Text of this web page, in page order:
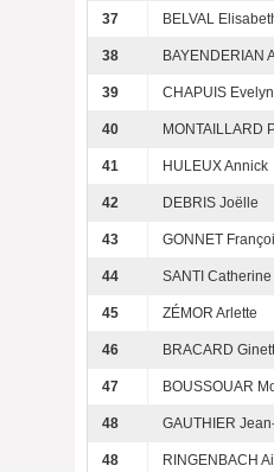
37 BELVAL
38 BAYENDERIAN
39 CHAPUIS
40 MONTAILLARD
41 HULEUX Annick
42 DEBRIS Joëlle
43 GONNET
44 SANTI Catherine
45 ZÉMOR Arlette
46 BRACARD
47 BOUSSOUAR
48 GAUTHIER
48 RINGENBACH